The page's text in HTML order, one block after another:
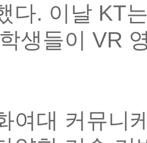
다. 이날 KT
생들이 VR
여대 커뮤니